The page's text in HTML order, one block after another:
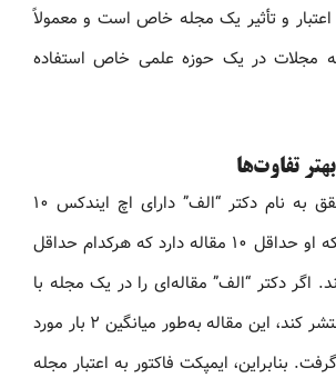
و تأثیر یک مجله خاص است و معمولاً
مجلات در یک حوزه علمی خاص استفاده
تفاوت‌ها
فرض کنید یک محقق به نام دکتر “الف” دارای اچ ایندکس ۱۰
است، به این معنا که او حداقل ۱۰ مقاله دارد که هرکدام حداقل
اگر دکتر “الف” مقاله‌ای را در یک مجله با
ایمپکت فاکتور ۲ منتشر کند، این مقاله به‌طور میانگین ۲ بار مورد
بنابراین، ایمپکت فاکتور به اعتبار مجله